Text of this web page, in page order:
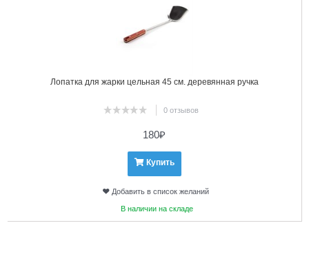
Лопатка для жарки цельная 45 см. деревянная ручка
0 отзывов
180₽
Купить
Добавить в список желаний
В наличии на складе